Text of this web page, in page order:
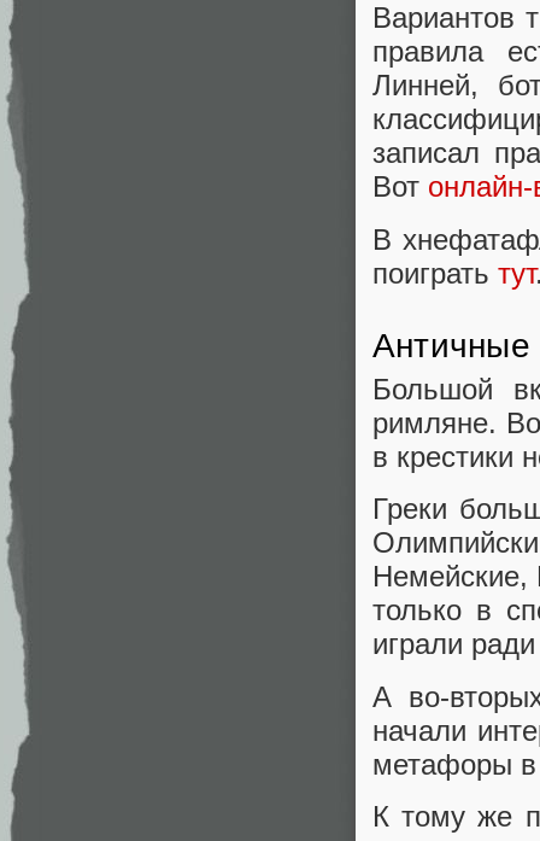
Вариантов
правила
Линней,
записал
Вот
В
поиграть тут
Античные
Большой
римляне.
в крестики
Греки
Немейские,
только в
играли
А во-
начали
метафоры в
К тому же